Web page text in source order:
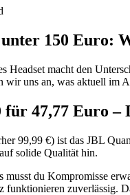
150 Euro:
Headset macht den
wir uns an, was aktuell im
47,77 Euro –
99,99 €) ist das JBL
solide Qualität hin.
musst du Kompromisse
zuverlässig.